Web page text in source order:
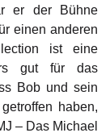
er der Bühne
einen anderen
ist eine
gut für das
Bob und sein
haben,
– Das Michael